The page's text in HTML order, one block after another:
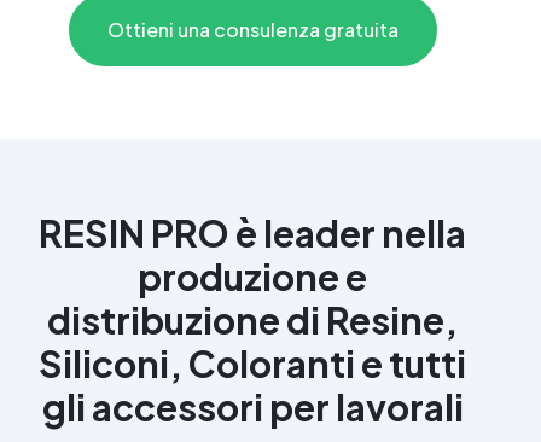
Ottieni una consulenza gratuita
RESIN PRO è leader nella
produzione e
distribuzione di Resine,
Siliconi, Coloranti e tutti
gli accessori per lavorali